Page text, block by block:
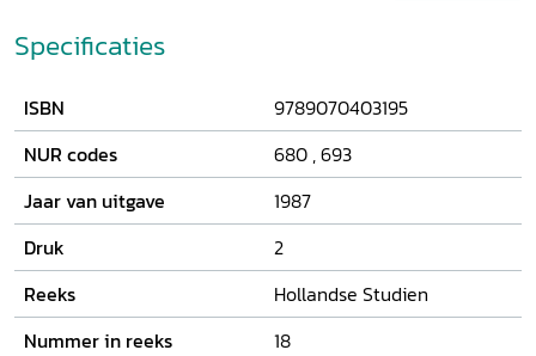
vraagstukken aan de orde als waar mensen werkten, welke
beroepen ze hadden en wat de gevolgen daarvan waren
Daarnaast worden aspecten van demografische aard
behandeld, zoals op welk tijdstip in hun leven mensen
trouwden, hoeveel kinderen ze kregen en of ze uit het dorp
zelf of van elders afkomstig waren.
Specificaties
ISBN
9789070403195
NUR codes
680 ,693
Jaar van uitgave
1987
Druk
2
Reeks
Hollandse Studien
Nummer in reeks
18